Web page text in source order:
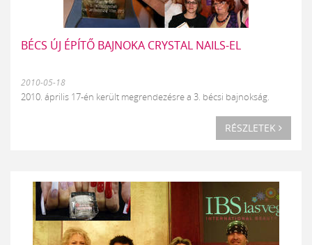
BÉCS ÚJ ÉPÍTŐ BAJNOKA CRYSTAL NAILS-EL
2010-05-18
2010. április 17-én került megrendezésre a 3. bécsi bajnokság.
RÉSZLETEK